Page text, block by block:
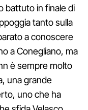
battuto in finale di
tanto sulla
a conoscere
a Conegliano, ma
è sempre molto
una grande
uno che ha